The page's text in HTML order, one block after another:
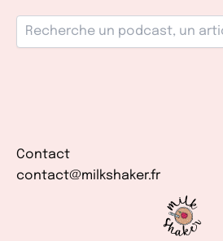
Contact
contact@milkshaker.fr